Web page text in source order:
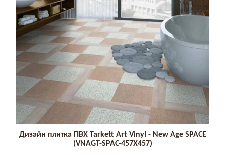
Дизайн плитка ПВХ Tarkett Art Vinyl - New Age SPACE
(VNAGT-SPAC-457X457)